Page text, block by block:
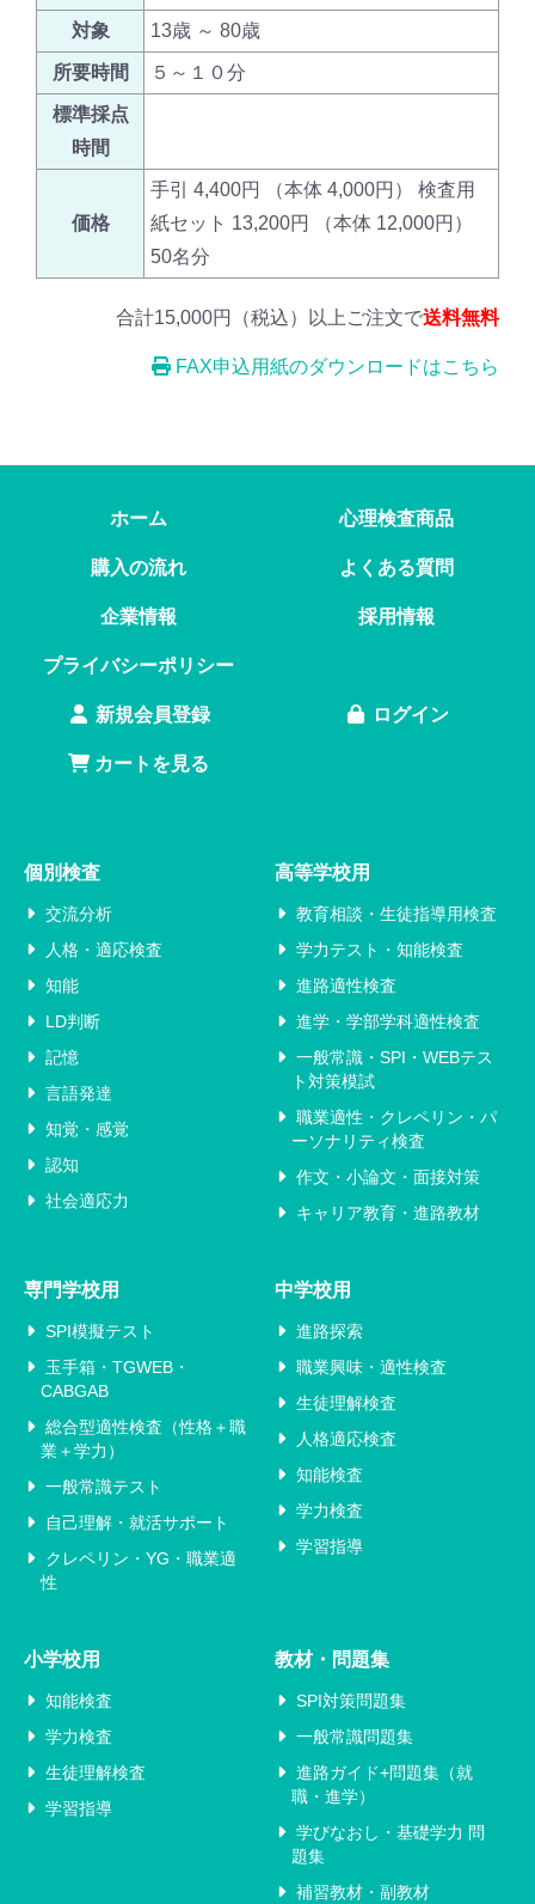
対象 13歳 ～ 80歳
所要時間 ５～１０分
標準採点
時間
価格
手引 4,400円 （本体 4,000円） 検査用
紙セット 13,200円 （本体 12,000円）
50名分
合計15,000円（税込）以上ご注文で送料無料
FAX申込用紙のダウンロードはこちら
ホーム 心理検査商品
購入の流れ よくある質問
企業情報 採用情報
プライバシーポリシー
新規会員登録 ログイン
カートを見る
個別検査
交流分析
人格・適応検査
知能
LD判断
記憶
言語発達
知覚・感覚
認知
社会適応力
高等学校用
教育相談・生徒指導用検査
学力テスト・知能検査
進路適性検査
進学・学部学科適性検査
一般常識・SPI・WEBテス
ト対策模試
職業適性・クレペリン・パ
ーソナリティ検査
作文・小論文・面接対策
キャリア教育・進路教材
専門学校用
SPI模擬テスト
玉手箱・TGWEB・
CABGAB
総合型適性検査（性格＋職
業＋学力）
一般常識テスト
自己理解・就活サポート
クレペリン・YG・職業適
性
中学校用
進路探索
職業興味・適性検査
生徒理解検査
人格適応検査
知能検査
学力検査
学習指導
小学校用
知能検査
学力検査
生徒理解検査
学習指導
教材・問題集
SPI対策問題集
一般常識問題集
進路ガイド+問題集（就
職・進学）
学びなおし・基礎学力 問
題集
補習教材・副教材